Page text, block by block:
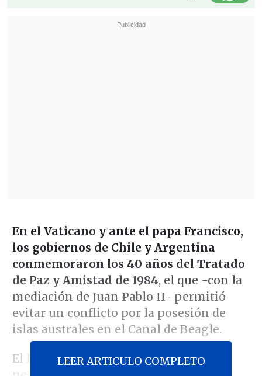
En el Vaticano y ante el papa Francisco,
los gobiernos de Chile y Argentina
conmemoraron los 40 años del Tratado
de Paz y Amistad de 1984, el que -con la
mediación de Juan Pablo II- permitió
evitar un conflicto por la posesión de
islas australes en el Canal de Beagle.
El líder católico recordó "las intensas
LEER ARTICULO COMPLETO